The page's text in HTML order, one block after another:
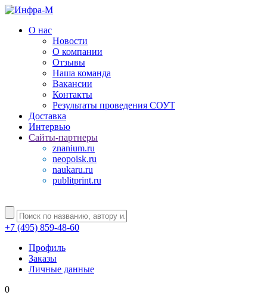
О нас
Новости
О компании
Отзывы
Наша команда
Вакансии
Контакты
Результаты проведения СОУТ
Доставка
Интервью
Сайты-партнеры
znanium.ru
neopoisk.ru
naukaru.ru
publitprint.ru
+7 (495) 859-48-60
Профиль
Заказы
Личные данные
0